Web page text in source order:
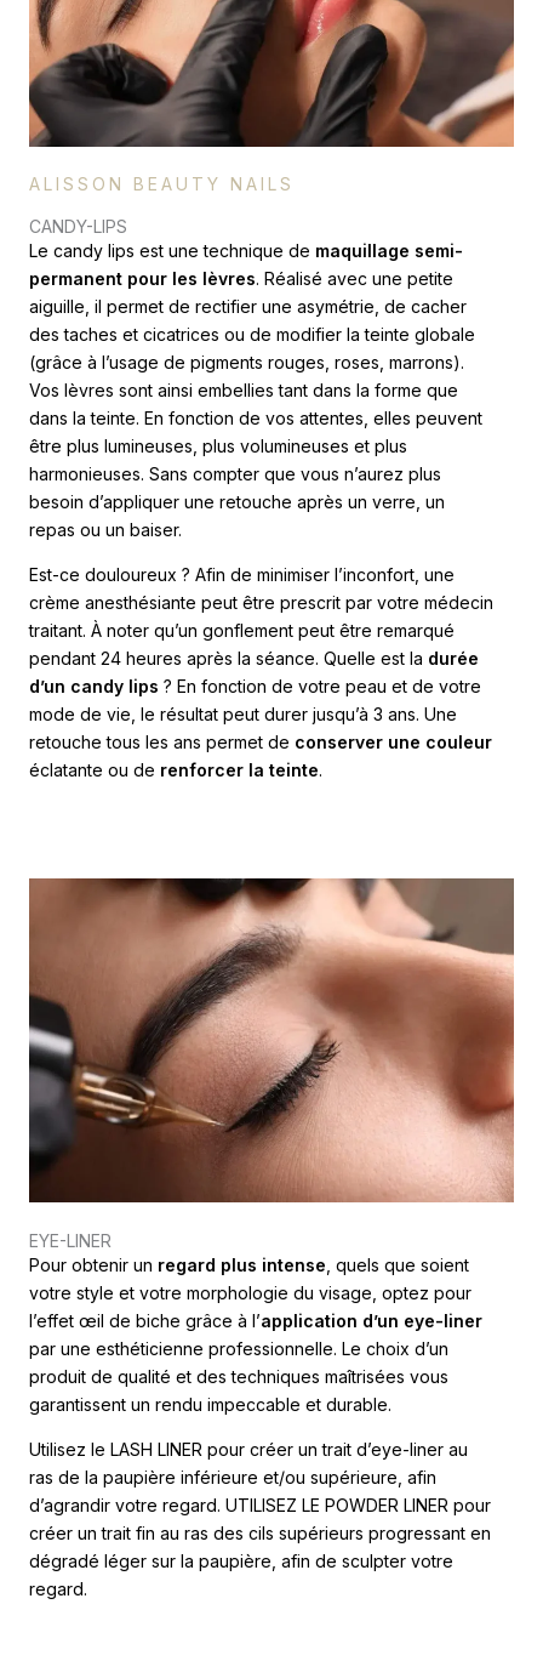
ALISSON BEAUTY NAILS
CANDY-LIPS
Le candy lips est une technique de maquillage semi-
permanent pour les lèvres. Réalisé avec une petite
aiguille, il permet de rectifier une asymétrie, de cacher
des taches et cicatrices ou de modifier la teinte globale
(grâce à l’usage de pigments rouges, roses, marrons).
Vos lèvres sont ainsi embellies tant dans la forme que
dans la teinte. En fonction de vos attentes, elles peuvent
être plus lumineuses, plus volumineuses et plus
harmonieuses. Sans compter que vous n’aurez plus
besoin d’appliquer une retouche après un verre, un
repas ou un baiser.
Est-ce douloureux ? Afin de minimiser l’inconfort, une
crème anesthésiante peut être prescrit par votre médecin
traitant. À noter qu’un gonflement peut être remarqué
pendant 24 heures après la séance. Quelle est la durée
d’un candy lips ? En fonction de votre peau et de votre
mode de vie, le résultat peut durer jusqu’à 3 ans. Une
retouche tous les ans permet de conserver une couleur
éclatante ou de renforcer la teinte.
EYE-LINER
Pour obtenir un regard plus intense , quels que soient
votre style et votre morphologie du visage, optez pour
l’effet œil de biche grâce à l’application d’un eye-liner
par une esthéticienne professionnelle. Le choix d’un
produit de qualité et des techniques maîtrisées vous
garantissent un rendu impeccable et durable.
Utilisez le LASH LINER pour créer un trait d’eye-liner au
ras de la paupière inférieure et/ou supérieure, afin
d’agrandir votre regard. UTILISEZ LE POWDER LINER pour
créer un trait fin au ras des cils supérieurs progressant en
dégradé léger sur la paupière, afin de sculpter votre
regard.